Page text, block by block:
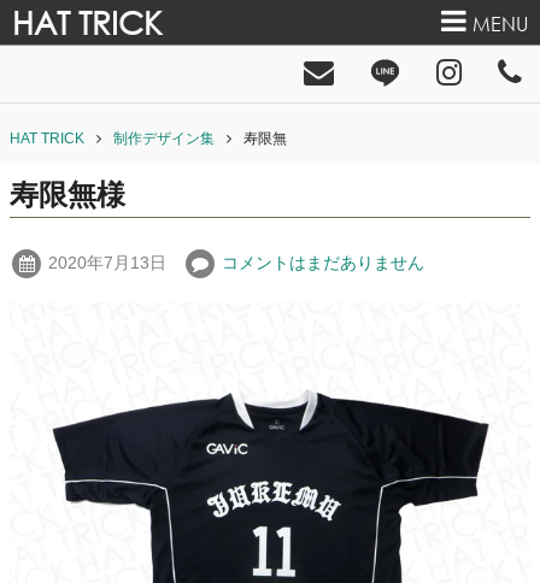
HAT TRICK MENU
HAT TRICK 制作デザイン集 寿限無
寿限無様
2020年7月13日 コメントはまだありません